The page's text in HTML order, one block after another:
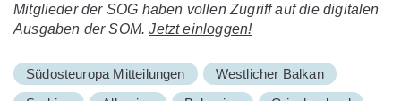
Mitglieder der SOG haben vollen Zugriff auf die digitalen
Ausgaben der SOM.Jetzt einloggen!
Südosteuropa Mitteilungen
Westlicher Balkan